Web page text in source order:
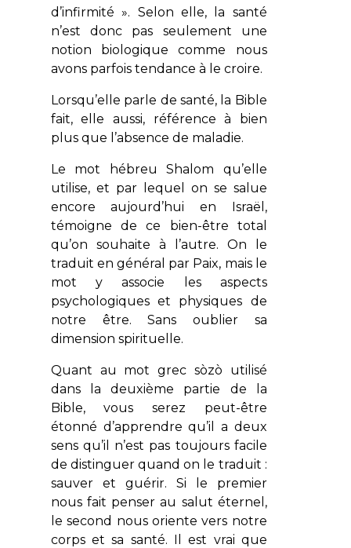
d’infirmité ». Selon elle, la santé
n’est donc pas seulement une
notion biologique comme nous
avons parfois tendance à le croire.
Lorsqu’elle parle de santé, la Bible
fait, elle aussi, référence à bien
plus que l’absence de maladie.
Le mot hébreuShalom qu’elle
utilise, et par lequel on se salue
encore aujourd’hui en Israël,
témoigne de ce bien-être total
qu’on souhaite à l’autre. On le
traduit en général par Paix, mais le
mot y associe les aspects
psychologiques et physiques de
notre être. Sans oublier sa
dimension spirituelle.
Quant au mot grec sòzò utilisé
dans la deuxième partie de la
Bible, vous serez peut-être
étonné d’apprendre qu’il a deux
sens qu’il n’est pas toujours facile
de distinguer quand on le traduit :
sauver et guérir. Si le premier
nous fait penser au salut éternel,
le second nous oriente vers notre
corps et sa santé. Il est vrai que